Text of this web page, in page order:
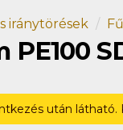
iránytörések
után látható.